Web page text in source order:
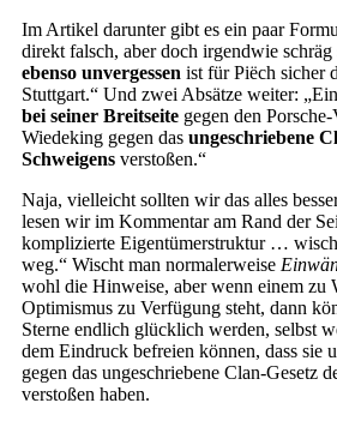
Im Artikel darunter gibt es ein paar
direkt falsch, aber doch irgendwie schräg
ebenso unvergessen ist für Piëch sicher
Stuttgart.“ Und zwei Absätze weiter:
bei seiner Breitseite gegen den
Wiedeking gegen das ungeschriebene
Schweigens verstoßen.“
Naja, vielleicht sollten wir das alles
lesen wir im Kommentar am Rand der
komplizierte Eigentümerstruktur …
weg.“ Wischt man normalerweise
wohl die Hinweise, aber wenn einem zu
Optimismus zu Verfügung steht, dann
Sterne endlich glücklich werden, selbst
dem Eindruck befreien können, dass sie
gegen das ungeschriebene Clan-Gesetz
verstoßen haben.